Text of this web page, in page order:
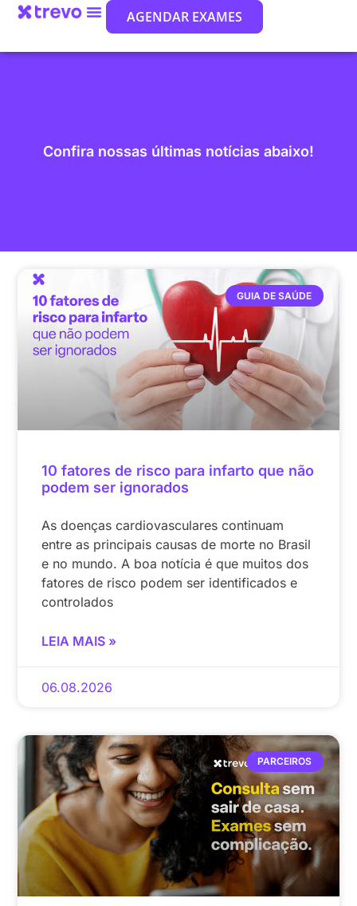
AGENDAR EXAMES
Confira nossas últimas notícias abaixo!
GUIA DE SAÚDE
10 fatores de risco para infarto que não
podem ser ignorados
As doenças cardiovasculares continuam
entre as principais causas de morte no Brasil
e no mundo. A boa notícia é que muitos dos
fatores de risco podem ser identificados e
controlados
LEIA MAIS »
06.08.2026
PARCEIROS